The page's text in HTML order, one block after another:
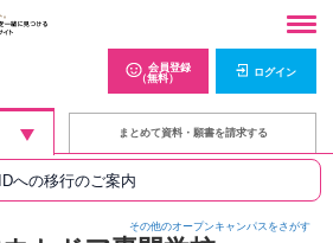
会員登録
（無料）
ログイン
まとめて資料・願書を請求する
への移行のご案内
その他のオープンキャンパスをさがす